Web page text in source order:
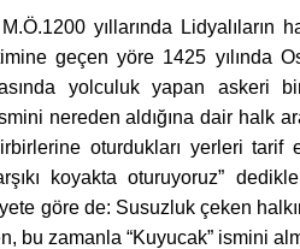
yıllarında Lidyalıların
geçen yöre 1425 yılında
yolculuk yapan askeri
nereden aldığına dair halk
oturdukları yerleri tarif
koyakta oturuyoruz”
göre de: Susuzluk çeken
bu zamanla “Kuyucak” ismini